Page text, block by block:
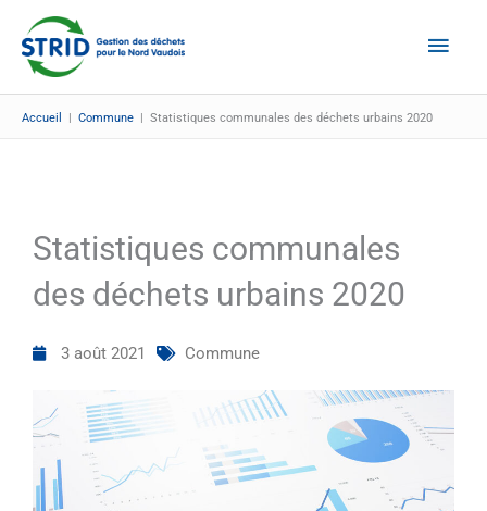
contenu
Accueil | Commune | Statistiques communales des déchets urbains 2020
Statistiques communales
des déchets urbains 2020
3 août 2021 Commune